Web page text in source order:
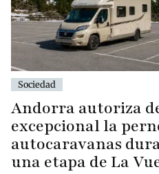
Sociedad
Andorra autoriza
excepcional la
autocaravanas
una etapa de La